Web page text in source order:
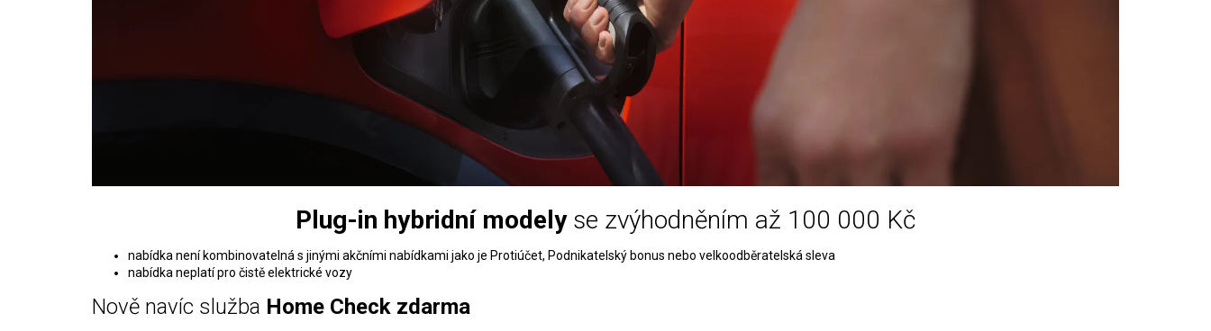
Plug-in hybridní modely se zvýhodněním až 100 000 Kč
nabídka není kombinovatelná s jinými akčními nabídkami jako je Protiúčet, Podnikatelský bonus nebo velkoodběratelská sleva
nabídka neplatí pro čistě elektrické vozy
Nově navíc služba Home Check zdarma